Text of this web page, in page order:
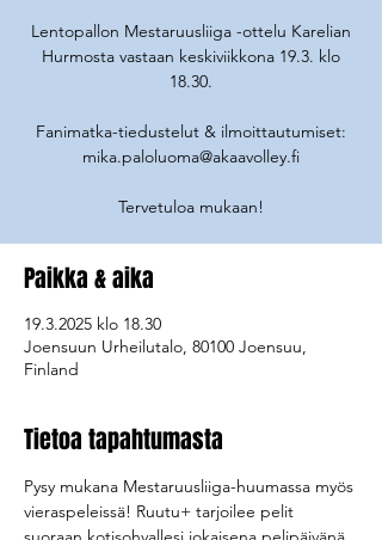
Lentopallon Mestaruusliiga -ottelu Karelian
Hurmosta vastaan keskiviikkona 19.3. klo
18.30.
Fanimatka-tiedustelut & ilmoittautumiset:
mika.paloluoma@akaavolley.fi
Tervetuloa mukaan!
Paikka & aika
19.3.2025 klo 18.30
Joensuun Urheilutalo, 80100 Joensuu,
Finland
Tietoa tapahtumasta
Pysy mukana Mestaruusliiga-huumassa myös
vieraspeleissä! Ruutu+ tarjoilee pelit